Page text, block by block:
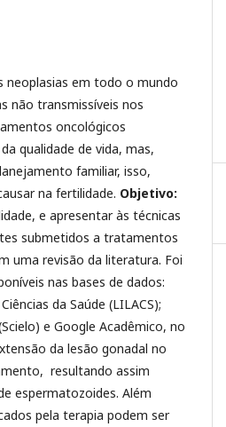
neoplasias em todo o mundo
não transmissíveis nos
oncológicos
qualidade de vida, mas,
familiar, isso,
na fertilidade. Objetivo:
e apresentar às técnicas
submetidos a tratamentos
uma revisão da literatura. Foi
nas bases de dados:
da Saúde (LILACS);
e Google Acadêmico, no
da lesão gonadal no
resultando assim
espermatozoides. Além
pela terapia podem ser